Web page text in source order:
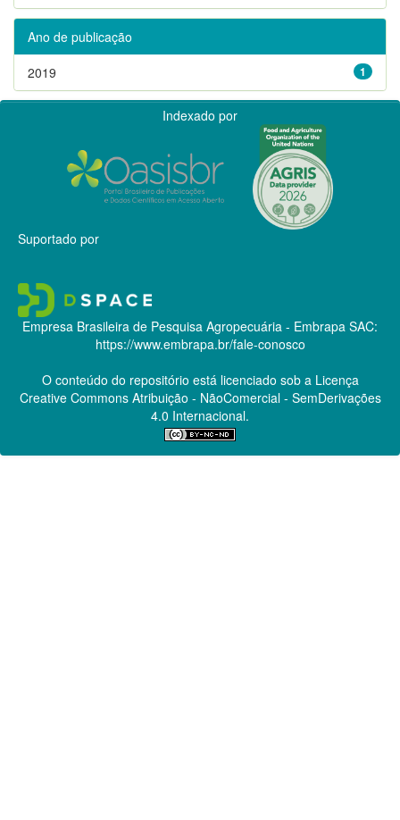
Ano de publicação
1
2019
Indexado por
Suportado por
Empresa Brasileira de Pesquisa Agropecuária - Embrapa SAC:
https://www.embrapa.br/fale-conosco
O conteúdo do repositório está licenciado sob a Licença
Creative CommonsAtribuição - NãoComercial - SemDerivações
4.0 Internacional.